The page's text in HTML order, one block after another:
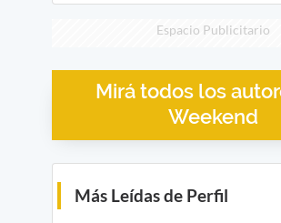
Espacio Publicitario
Mirá todos los
Weekend
Más Leídas de Perfil